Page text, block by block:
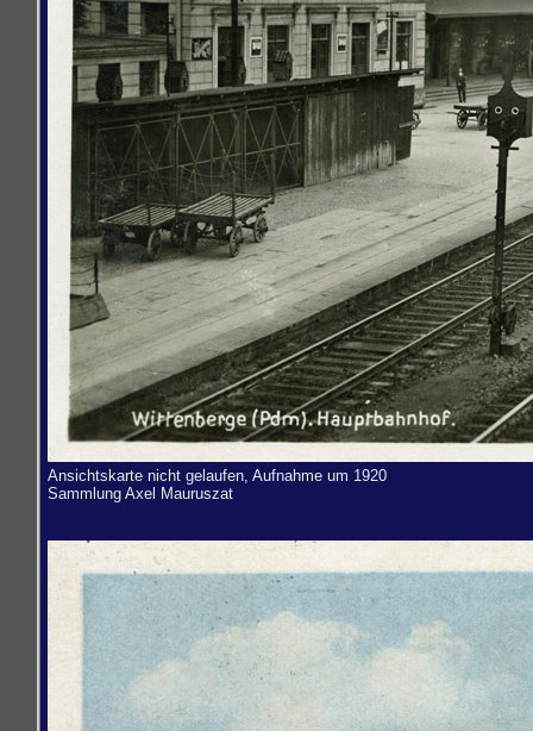
Ansichtskarte nicht gelaufen, Aufnahme um 1920
Sammlung Axel Mauruszat